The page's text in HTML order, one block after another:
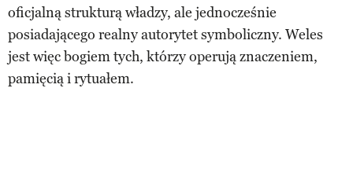
oficjalną strukturą władzy, ale jednocześnie
posiadającego realny autorytet symboliczny. Weles
jest więc bogiem tych, którzy operują znaczeniem,
pamięcią i rytuałem.